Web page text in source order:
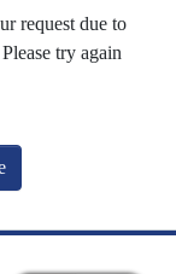
request due to
try again